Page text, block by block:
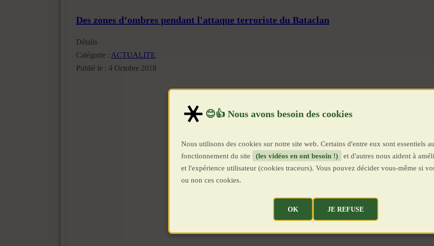
Des zones d’ombres pendant l'attaque terroriste du Bataclan
Détails
Catégorie : ACTUALITE
Publié le : 4 Octobre 2018
Nous utilisons des cookies sur notre site web. Certains d'entre eux sont essentiels au
fonctionnement du site
(les vidéos en ont besoin !)
et d'autres nous aident à
et l'expérience utilisateur (cookies traceurs). Vous pouvez décider vous-même si
ou non ces cookies.
OK JE REFUSE